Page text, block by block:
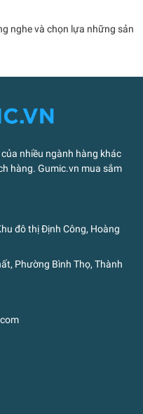
nghe và chọn lựa những sản
nhiều ngành hàng khác
hàng. Gumic.vn mua sắm
đô thị Định Công, Hoàng
Phường Bình Thọ, Thành